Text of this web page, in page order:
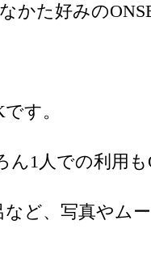
た好みの
す。
1人での利用も
ど、写真やム